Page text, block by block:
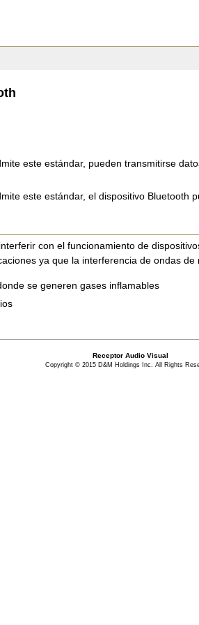
este estándar, pueden transmitirse
este estándar, el dispositivo Bluetooth
con el funcionamiento de
ya que la interferencia de ondas
se generen gases inflamables
Receptor Audio Visual
Copyright © 2015 D&M Holdings Inc. All Rights